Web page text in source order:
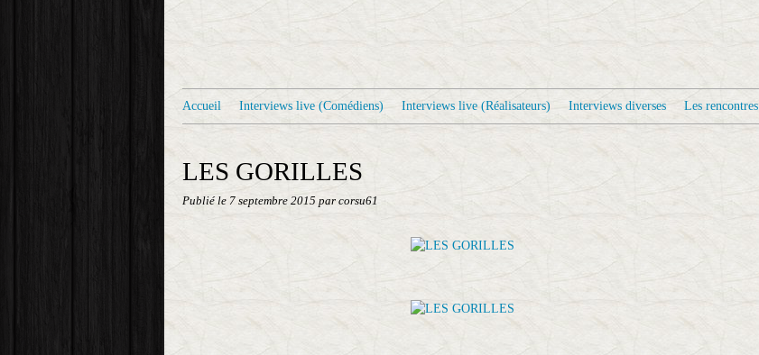
Accueil Interviews live (Comédiens) Interviews live (Réalisateurs) Interviews diverses Les rencontres
LES GORILLES
Publié le 7 septembre 2015 par corsu61